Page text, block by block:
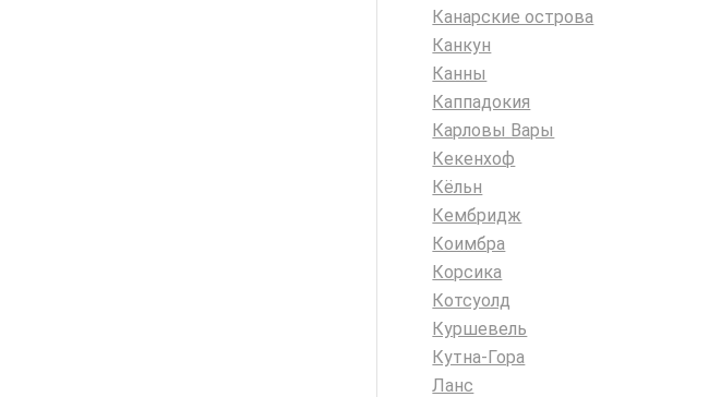
Канарские острова
Канкун
Канны
Каппадокия
Карловы Вары
Кекенхоф
Кёльн
Кембридж
Коимбра
Корсика
Котсуолд
Куршевель
Кутна-Гора
Ланс